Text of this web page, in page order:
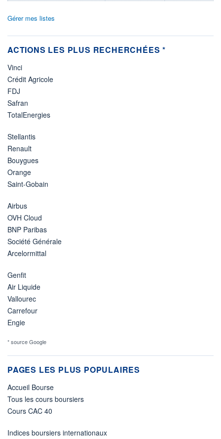
Gérer mes listes
ACTIONS LES PLUS RECHERCHÉES *
Vinci
Crédit Agricole
FDJ
Safran
TotalEnergies
Stellantis
Renault
Bouygues
Orange
Saint-Gobain
Airbus
OVH Cloud
BNP Paribas
Société Générale
Arcelormittal
Genfit
Air Liquide
Vallourec
Carrefour
Engie
* source Google
PAGES LES PLUS POPULAIRES
Accueil Bourse
Tous les cours boursiers
Cours CAC 40
Indices boursiers internationaux